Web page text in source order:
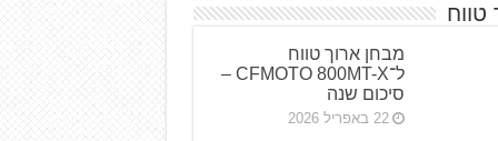
טווח
מבחן ארוך טווח
ל־CFMOTO 800MT-X –
סיכום שנה
22 באפריל 2026